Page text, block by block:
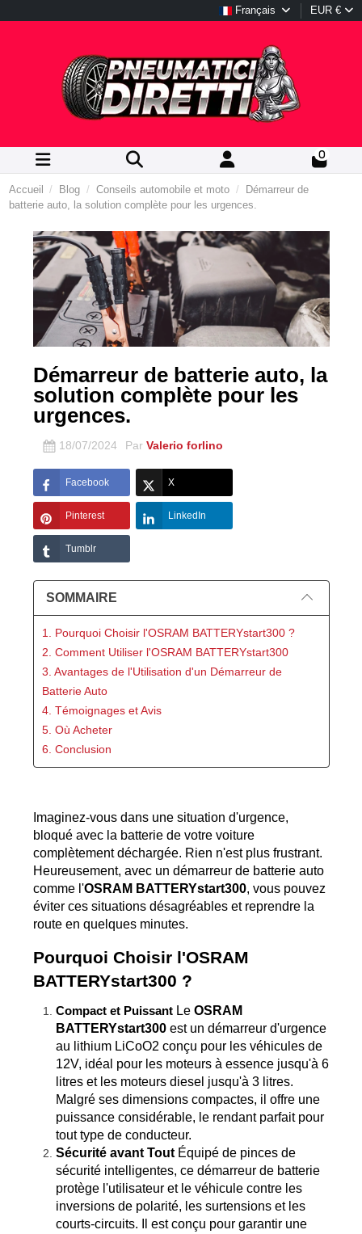
Français EUR €
0
Accueil Blog Conseils automobile et moto
Démarreur de
batterie auto, la solution complète pour les urgences.
Démarreur de batterie auto, la
solution complète pour les
urgences.
18/07/2024 Par Valerio forlino
Facebook X
Pinterest LinkedIn
Tumblr
SOMMAIRE
1. Pourquoi Choisir l'OSRAM BATTERYstart300 ?
2. Comment Utiliser l'OSRAM BATTERYstart300
3. Avantages de l'Utilisation d'un Démarreur de
Batterie Auto
4. Témoignages et Avis
5. Où Acheter
6. Conclusion
Imaginez-vous dans une situation d'urgence,
bloqué avec la batterie de votre voiture
complètement déchargée. Rien n'est plus frustrant.
Heureusement, avec un démarreur de batterie auto
comme l'OSRAM BATTERYstart300, vous pouvez
éviter ces situations désagréables et reprendre la
route en quelques minutes.
Pourquoi Choisir l'OSRAM
BATTERYstart300 ?
Compact et Puissant Le OSRAM
BATTERYstart300 est un démarreur d'urgence
au lithium LiCoO2 conçu pour les véhicules de
12V, idéal pour les moteurs à essence jusqu'à 6
litres et les moteurs diesel jusqu'à 3 litres.
Malgré ses dimensions compactes, il offre une
puissance considérable, le rendant parfait pour
tout type de conducteur.
Sécurité avant Tout Équipé de pinces de
sécurité intelligentes, ce démarreur de batterie
protège l'utilisateur et le véhicule contre les
inversions de polarité, les surtensions et les
courts-circuits. Il est conçu pour garantir une